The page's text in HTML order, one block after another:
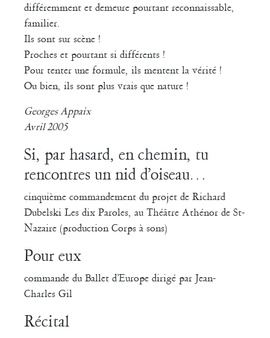
différemment et demeure pourtant reconnaissable,
familier.
Ils sont sur scène !
Proches et pourtant si différents !
Pour tenter une formule, ils mentent la vérité !
Ou bien, ils sont plus vrais que nature !
Georges Appaix
Avril 2005
Si, par hasard, en chemin, tu
rencontres un nid d’oiseau…
cinquième commandement du projet de Richard
Dubelski Les dix Paroles, au Théâtre Athénor de St-
Nazaire (production Corps à sons)
Pour eux
commande du Ballet d’Europe dirigé par Jean-
Charles Gil
Récital